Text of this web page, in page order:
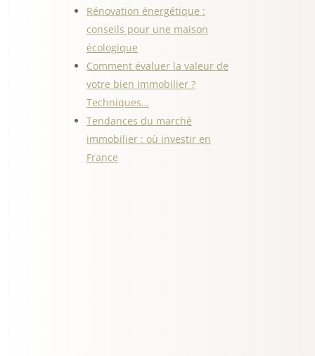
Rénovation énergétique :
conseils pour une maison
écologique
Comment évaluer la valeur de
votre bien immobilier ?
Techniques…
Tendances du marché
immobilier : où investir en
France